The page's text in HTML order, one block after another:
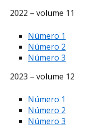
2022 – volume 11
Número 1
Número 2
Número 3
2023 – volume 12
Número 1
Número 2
Número 3